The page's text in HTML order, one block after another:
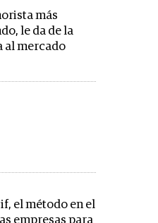
más
le da de la
al mercado
el método en el